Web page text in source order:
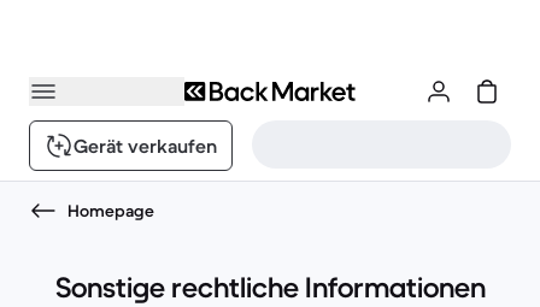
Gerät verkaufen
Homepage
Sonstige rechtliche Informationen